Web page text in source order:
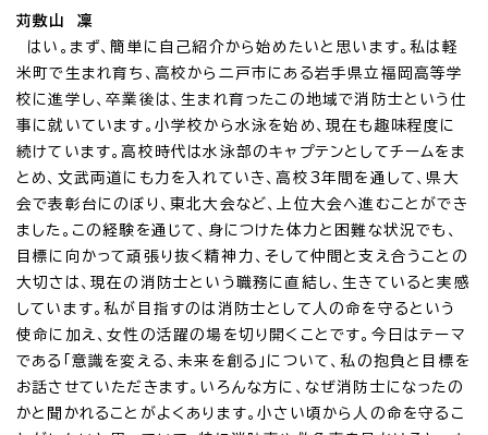
苅敷山 凜
はい。まず、簡単に自己紹介から始めたいと思います。私は軽
米町で生まれ育ち、高校から二戸市にある岩手県立福岡高等学
校に進学し、卒業後は、生まれ育ったこの地域で消防士という仕
事に就いています。小学校から水泳を始め、現在も趣味程度に
続けています。高校時代は水泳部のキャプテンとしてチームをま
とめ、文武両道にも力を入れていき、高校3年間を通して、県大
会で表彰台にのぼり、東北大会など、上位大会へ進むことができ
ました。この経験を通じて、身につけた体力と困難な状況でも、
目標に向かって頑張り抜く精神力、そして仲間と支え合うことの
大切さは、現在の消防士という職務に直結し、生きていると実感
しています。私が目指すのは消防士として人の命を守るという
使命に加え、女性の活躍の場を切り開くことです。今日はテーマ
である「意識を変える、未来を創る」について、私の抱負と目標を
お話させていただきます。いろんな方に、なぜ消防士になったの
かと聞かれることがよくあります。小さい頃から人の命を守るこ